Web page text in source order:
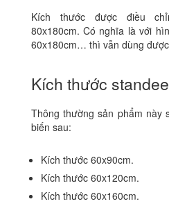
Kích thước được điều
80x180cm. Có nghĩa là với
60x180cm… thì vẫn dùng
Kích thước
Thông thường sản phẩm này
biến sau:
Kích thước 60x90cm.
Kích thước 60x120cm.
Kích thước 60x160cm.